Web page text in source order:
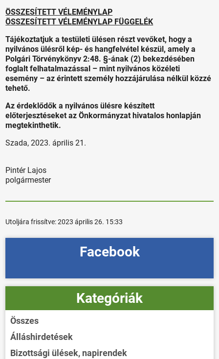
ÖSSZESÍTETT VÉLEMÉNYLAP
ÖSSZESÍTETT VÉLEMÉNYLAP FÜGGELÉK
Tájékoztatjuk a testületi ülésen részt vevőket, hogy a
nyilvános ülésről kép- és hangfelvétel készül, amely a
Polgári Törvénykönyv 2:48. §-ának (2) bekezdésében
foglalt felhatalmazással – mint nyilvános közéleti
esemény – az érintett személy hozzájárulása nélkül közzé
tehető.
Az érdeklődők a nyilvános ülésre készített
előterjesztéseket az Önkormányzat hivatalos honlapján
megtekinthetik.
Szada, 2023. április 21.
Pintér Lajos
polgármester
Utoljára frissítve:2023 április 26. 15:33
Facebook
Kategóriák
Összes
Álláshirdetések
Bizottsági ülések, napirendek